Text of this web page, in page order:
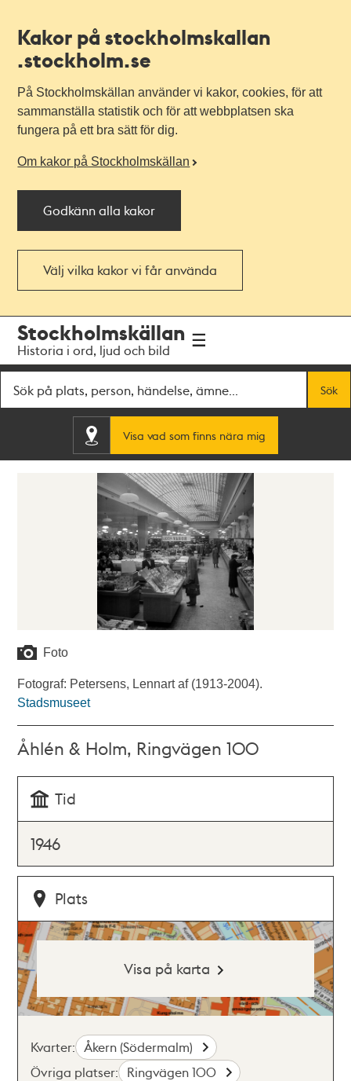
Kakor på stockholmskallan
.stockholm.se
På Stockholmskällan använder vi kakor, cookies, för att
sammanställa statistik och för att webbplatsen ska
fungera på ett bra sätt för dig.
Om kakor på Stockholmskällan
Godkänn alla kakor
Välj vilka kakor vi får använda
navigationen
huvudinnehållet
Stockholmskällan
Historia i ord, ljud och bild
Sök
Visa vad som finns nära mig
Foto
Fotograf: Petersens, Lennart af (1913-2004).
Stadsmuseet
Åhlén & Holm, Ringvägen 100
Tid
1946
Plats
Visa på karta
Kvarter: Åkern (Södermalm)
Övriga platser: Ringvägen 100